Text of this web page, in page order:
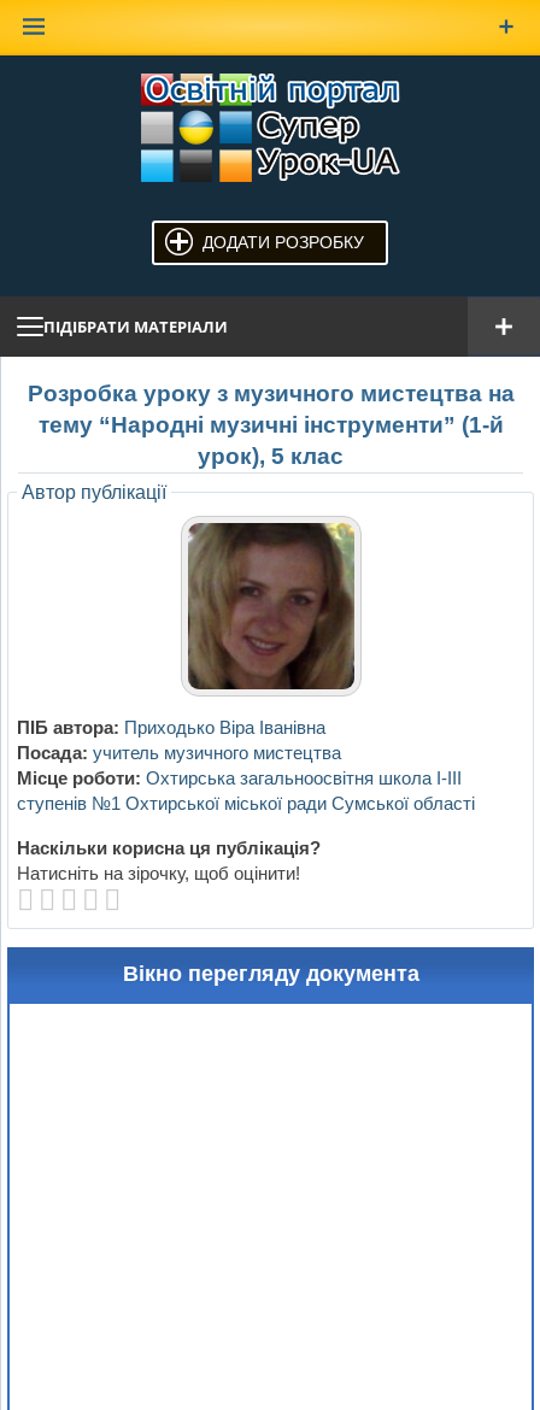
ДОДАТИ РОЗРОБКУ
ПІДІБРАТИ МАТЕРІАЛИ
Розробка уроку з музичного мистецтва на
тему “Народні музичні інструменти” (1-й
урок), 5 клас
Автор публікації
ПІБ автора: Приходько Віра Іванівна
Посада: учитель музичного мистецтва
Місце роботи: Охтирська загальноосвітня школа І-ІІІ
ступенів №1 Охтирської міської ради Сумської області
Наскільки корисна ця публікація?
Натисніть на зірочку, щоб оцінити!
Вікно перегляду документа